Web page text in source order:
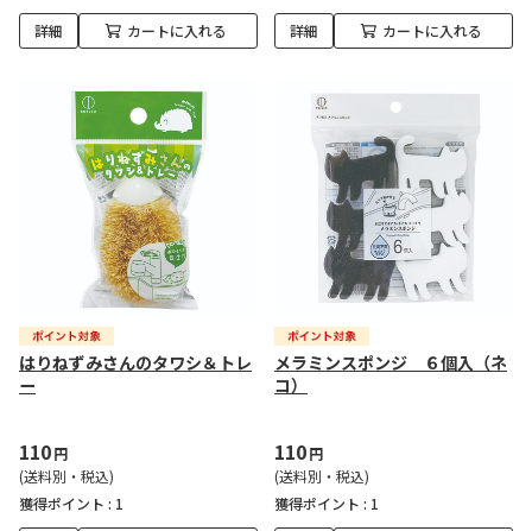
詳細 カートに入れる 詳細 カートに入れる
はりねずみさんのタワシ＆トレ
ー
110円
(送料別・税込)
獲得ポイント : 1
メラミンスポンジ ６個入（ネ
コ）
110円
(送料別・税込)
獲得ポイント : 1